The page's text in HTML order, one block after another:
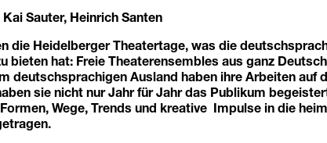
Sauter, Heinrich Santen
die Heidelberger Theatertage, was die
bieten hat: Freie Theaterensembles aus ganz
deutschsprachigen Ausland haben ihre Arbeiten auf
sie nicht nur Jahr für Jahr das Publikum
Wege, Trends und kreative Impulse in die